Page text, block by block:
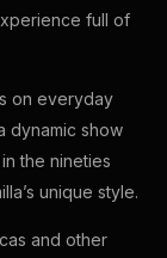
full of
on everyday
dynamic show
the nineties
unique style.
and other